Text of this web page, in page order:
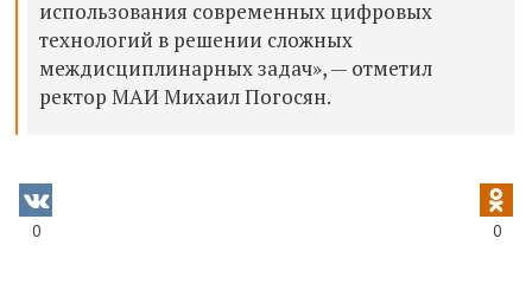
использования современных цифровых
технологий в решении сложных
междисциплинарных задач», — отметил
ректор МАИ Михаил Погосян.
0 0